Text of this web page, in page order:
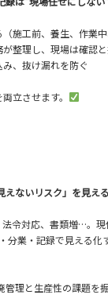
施工前、養生、作業中
整理し、現場は確認
、抜け漏れを防ぐ
立させます。
ないリスク」を見え
令対応、書類増…。
分業・記録で見える化
理と生産性の課題を掘